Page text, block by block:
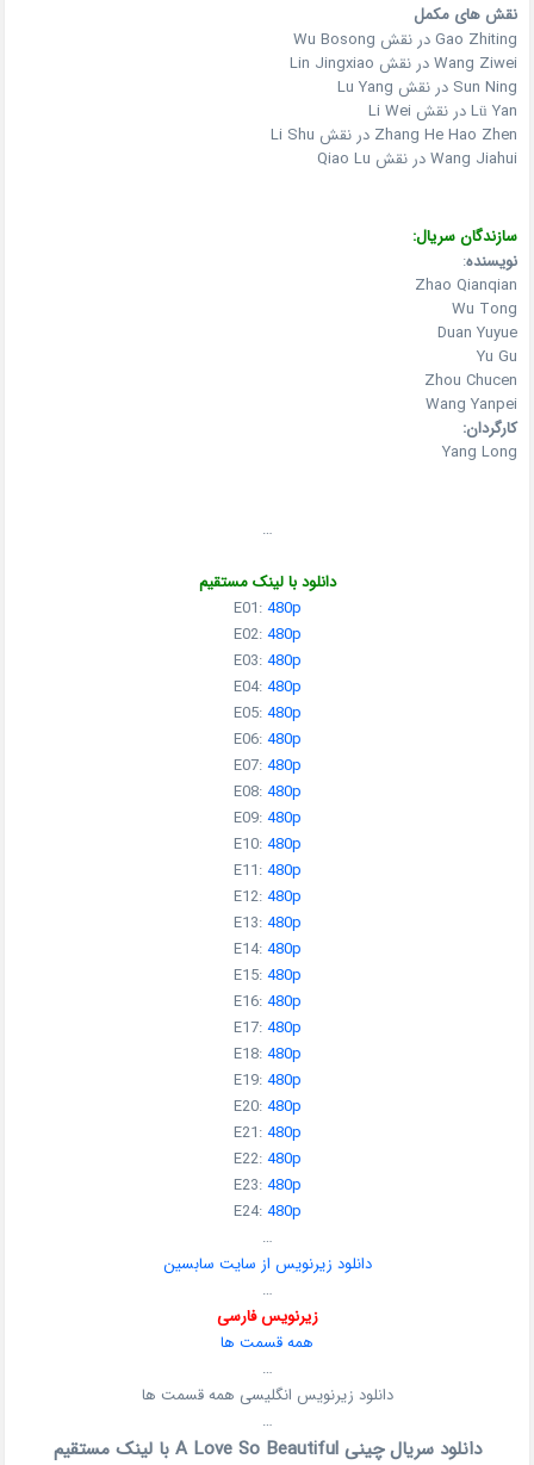
نقش های مکمل
Gao Zhiting در نقش Wu Bosong
Wang Ziwei در نقش Lin Jingxiao
Sun Ning در نقش Lu Yang
Lü Yan در نقش Li Wei
Zhang He Hao Zhen در نقش Li Shu
Wang Jiahui در نقش Qiao Lu
سازندگان سریال:
نویسنده:
Zhao Qianqian
Wu Tong
Duan Yuyue
Yu Gu
Zhou Chucen
Wang Yanpei
کارگردان:
Yang Long
…
دانلود با لینک مستقیم
E01:480p
E02:480p
E03:480p
E04:480p
E05:480p
E06:480p
E07:480p
E08:480p
E09:480p
E10:480p
E11:480p
E12:480p
E13:480p
E14:480p
E15:480p
E16:480p
E17:480p
E18:480p
E19:480p
E20:480p
E21:480p
E22:480p
E23:480p
E24:480p
…
دانلود زیرنویس از سایت سابسین
…
زیرنویس فارسی
همه قسمت ها
…
دانلود زیرنویس انگلیسی همه قسمت ها
…
دانلود سریال چینی A Love So Beautiful با لینک مستقیم